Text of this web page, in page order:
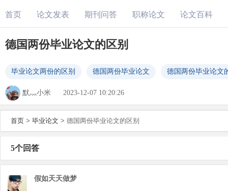
首页 论文发表 期刊问答 职称论文 论文百科
德国两份毕业论文的区别
毕业论文两份的区别 德国两份毕业论文 德国两份毕业论文
默灬小米 2023-12-07 10:20:26
首页 > 毕业论文 > 德国两份毕业论文的区别
5个回答
假如天天做梦